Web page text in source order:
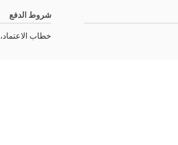
شروط الدفع
خطاب الاعتماد، D/A، D/P، T/T